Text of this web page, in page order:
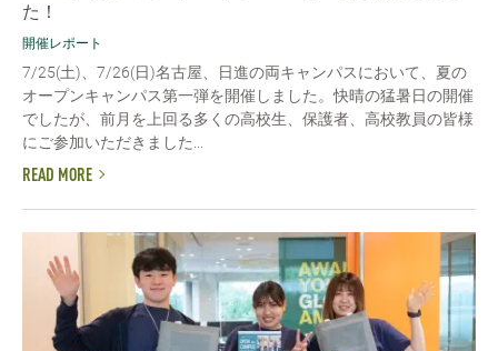
た！
開催レポート
7/25(土)、7/26(日)名古屋、日進の両キャンパスにおいて、夏の
オープンキャンパス第一弾を開催しました。快晴の猛暑日の開催
でしたが、前月を上回る多くの高校生、保護者、高校教員の皆様
にご参加いただきました...
READ MORE